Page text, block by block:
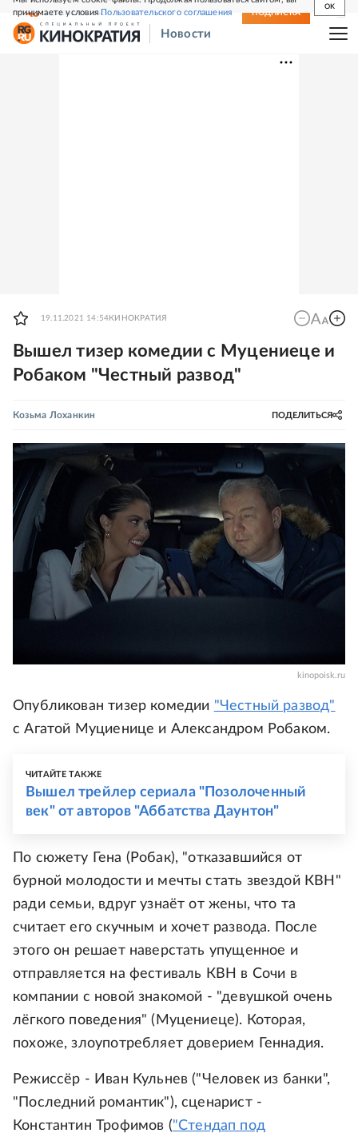
принимаете условияПользовательского соглашения
OK
СВЕЖИЙ НОМЕР ПОДПИСКА
Новости
19.11.2021 14:54 КИНОКРАТИЯ
Вышел тизер комедии с Муцениеце и
Робаком "Честный развод"
Козьма Лоханкин ПОДЕЛИТЬСЯ
kinopoisk.ru
Опубликован тизер комедии "Честный развод"
с Агатой Муциенице и Александром Робаком.
ЧИТАЙТЕ ТАКЖЕ
Вышел трейлер сериала "Позолоченный
век" от авторов "Аббатства Даунтон"
По сюжету Гена (Робак), "отказавшийся от
бурной молодости и мечты стать звездой КВН"
ради семьи, вдруг узнаёт от жены, что та
считает его скучным и хочет развода. После
этого он решает наверстать упущенное и
отправляется на фестиваль КВН в Сочи в
компании с новой знакомой - "девушкой очень
лёгкого поведения" (Муцениеце). Которая,
похоже, злоупотребляет доверием Геннадия.
Режиссёр - Иван Кульнев ("Человек из банки",
"Последний романтик"), сценарист -
Константин Трофимов ("Стендап под